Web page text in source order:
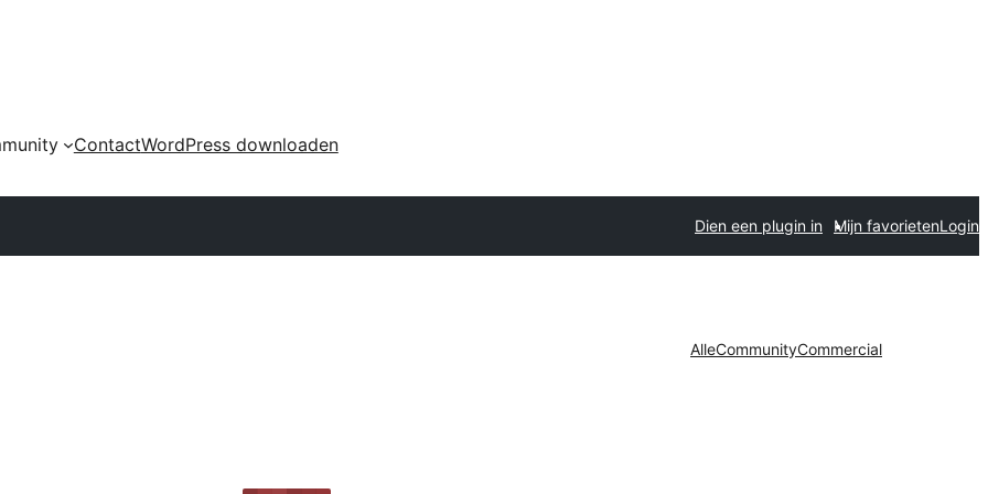
ContactWordPress downloaden
Dien een plugin in Mijn favorietenLogin
AlleCommunityCommercial